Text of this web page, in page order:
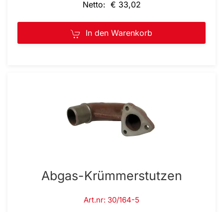
Netto: € 33,02
In den Warenkorb
Abgas-Krümmerstutzen
Art.nr: 30/164-5